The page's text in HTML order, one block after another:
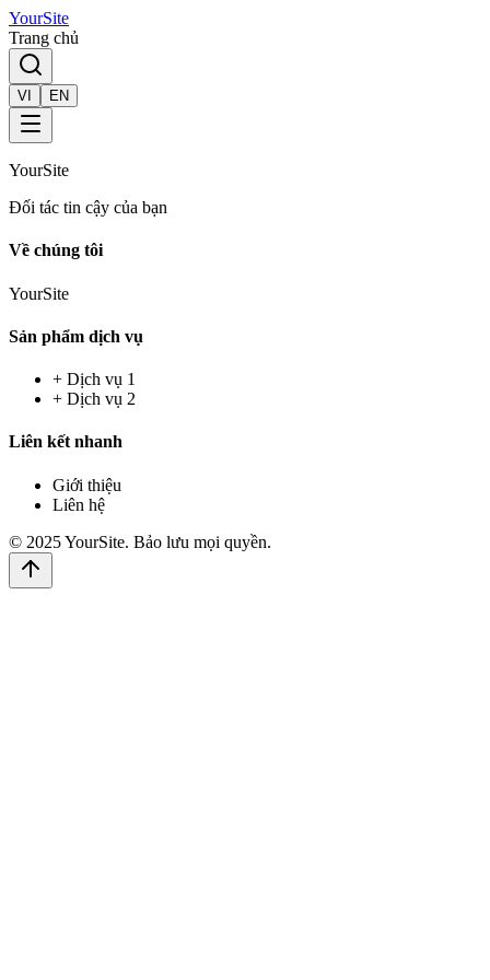
YourSite
Trang chủ
VI EN
YourSite
Đối tác tin cậy của bạn
Về chúng tôi
YourSite
Sản phẩm dịch vụ
+ Dịch vụ 1
+ Dịch vụ 2
Liên kết nhanh
Giới thiệu
Liên hệ
© 2025YourSite. Bảo lưu mọi quyền.